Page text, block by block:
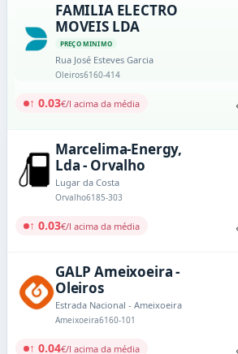
FAMILIA ELECTRO
MOVEIS LDA
PREÇO MINIMO
Rua José Esteves Garcia
Oleiros6160-414
↑ 0.03€/l acima da média
Marcelima-Energy,
Lda - Orvalho
Lugar da Costa
Orvalho6185-303
↑ 0.03€/l acima da média
GALP Ameixoeira -
Oleiros
Estrada Nacional - Ameixoeira
Ameixoeira6160-101
↑ 0.04€/l acima da média